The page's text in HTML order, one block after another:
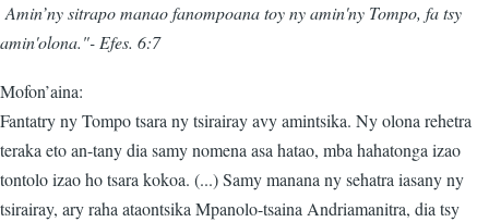
Amin’ny sitrapo manao fanompoana toy ny amin'ny Tompo, fa tsy
amin'olona."- Efes. 6:7
Mofon’aina:
Fantatry ny Tompo tsara ny tsirairay avy amintsika. Ny olona rehetra
teraka eto an-tany dia samy nomena asa hatao, mba hahatonga izao
tontolo izao ho tsara kokoa. (...) Samy manana ny sehatra iasany ny
tsirairay, ary raha ataontsika Mpanolo-tsaina Andriamanitra, dia tsy